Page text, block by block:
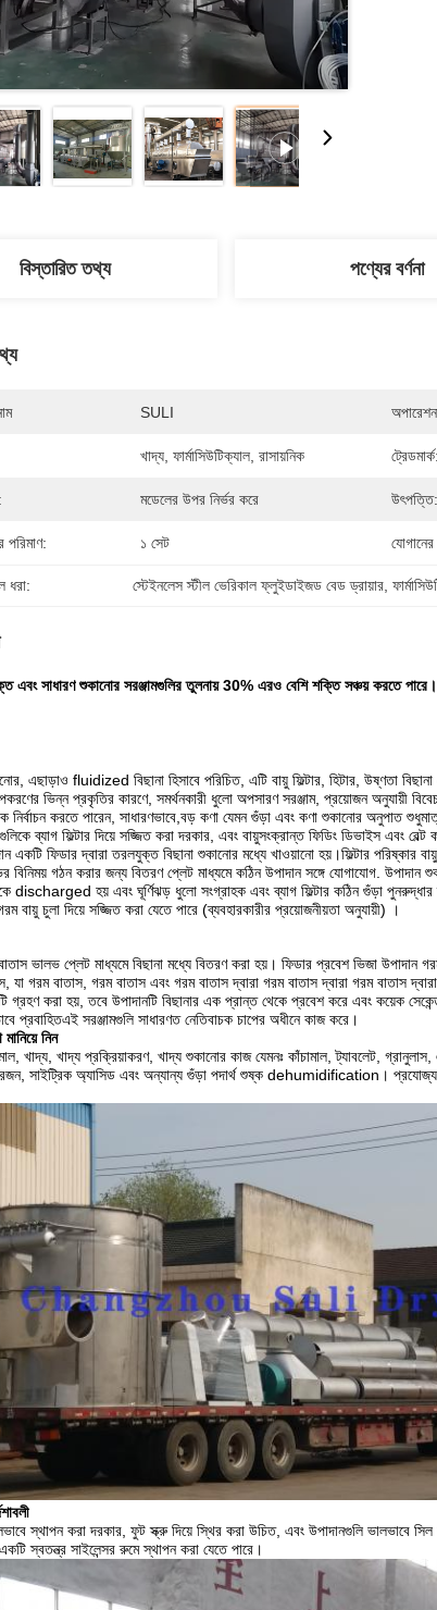
বিস্তারিত তথ্য পণ্যের বর্ণনা
SULI
খাদ্য, ফার্মাসিউটিক্যাল, রাসায়নিক ট্রেডমার্ক:
মডেলের উপর নির্ভর করে উৎপত্তি:
পরিমাণ: ১ সেট যোগানের
ধরা: স্টেইনলেস স্টীল ভেরিকাল ফ্লুইডাইজড বেড ড্রায়ার ,
এবং সাধারণ শুকানোর সরঞ্জামগুলির তুলনায় 30% এরও বেশি শক্তি সঞ্চয় করতে পারে।
এছাড়াও fluidized বিছানা হিসাবে পরিচিত, এটি বায়ু ফিল্টার, হিটার, উষ্ণতা বিছানা
ভিন্ন প্রকৃতির কারণে, সমর্থনকারী ধুলো অপসারণ সরঞ্জাম, প্রয়োজন অনুযায়ী
নির্বাচন করতে পারেন, সাধারণভাবে,বড় কণা যেমন গুঁড়া এবং কণা শুকানোর অনুপাত
ব্যাগ ফিল্টার দিয়ে সজ্জিত করা দরকার, এবং বায়ুসংক্রান্ত ফিডিং ডিভাইস এবং
একটি ফিডার দ্বারা তরলযুক্ত বিছানা শুকানোর মধ্যে খাওয়ানো হয়।ফিল্টার পরিষ্কার
গঠন করার জন্য বিতরণ প্লেট মাধ্যমে কঠিন উপাদান সঙ্গে যোগাযোগ. উপাদান
discharged হয় এবং ঘূর্ণিঝড় ধুলো সংগ্রাহক এবং ব্যাগ ফিল্টার কঠিন গুঁড়া
বায়ু চুলা দিয়ে সজ্জিত করা যেতে পারে (ব্যবহারকারীর প্রয়োজনীয়তা অনুযায়ী) ।
ভালভ প্লেট মাধ্যমে বিছানা মধ্যে বিতরণ করা হয়। ফিডার প্রবেশ ভিজা উপাদান
যা গরম বাতাস, গরম বাতাস এবং গরম বাতাস দ্বারা গরম বাতাস দ্বারা গরম বাতাস
গ্রহণ করা হয়, তবে উপাদানটি বিছানার এক প্রান্ত থেকে প্রবেশ করে এবং কয়েক
প্রবাহিতএই সরঞ্জামগুলি সাধারণত নেতিবাচক চাপের অধীনে কাজ করে।
নিন
খাদ্য, খাদ্য প্রক্রিয়াকরণ, খাদ্য শুকানোর কাজ যেমনঃ কাঁচামাল, ট্যাবলেট,
রজন, সাইট্রিক অ্যাসিড এবং অন্যান্য গুঁড়া পদার্থ শুষ্ক dehumidification।
স্থাপন করা দরকার, ফুট স্ক্রু দিয়ে স্থির করা উচিত, এবং উপাদানগুলি ভালভাবে
স্বতন্ত্র সাইলেন্সর রুমে স্থাপন করা যেতে পারে।